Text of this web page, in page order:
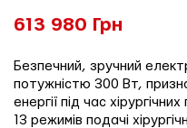
613 980 Грн
Безпечний, зручний
потужністю 300 Вт,
енергії під час
13 режимів подачі